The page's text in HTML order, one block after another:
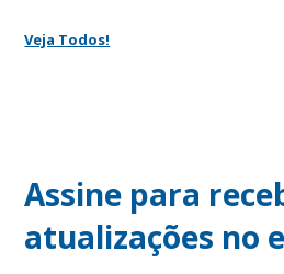
Veja Todos!
Assine para
atualizações no